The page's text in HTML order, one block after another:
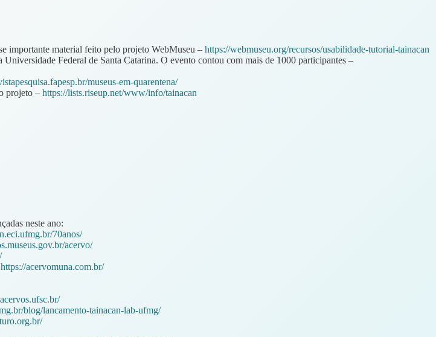
importante material feito pelo projeto WebMuseu – https://webmuseu.org/recursos/usabilidade-tutorial-tainacan
Federal de Santa Catarina. O evento contou com mais de 1000 participantes –
museus-em-quarentena/
projeto – https://lists.riseup.net/www/info/tainacan
neste ano:
70anos/
acervo/
https://acervomuna.com.br/
blog/lancamento-tainacan-lab-ufmg/